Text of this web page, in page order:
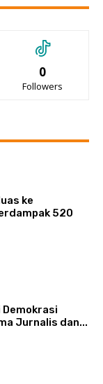
0
Followers
ke
520
Demokrasi
Jurnalis dan...